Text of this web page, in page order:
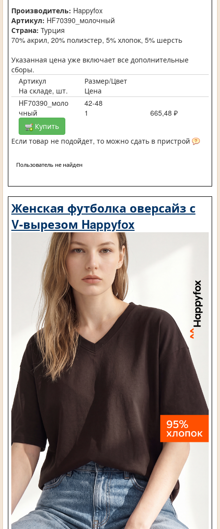
Производитель: Happyfox
Артикул: HF70390_молочный
Страна: Турция
70% акрил, 20% полиэстер, 5% хлопок, 5% шерсть
Указанная цена уже включает все дополнительные
сборы.
Артикул
Размер/Цвет
На складе, шт.
Цена
HF70390_моло
чный
42-48
1
665,48 ₽
Купить
Если товар не подойдет, то можно сдать в пристрой
Пользователь не найден
Женская футболка оверсайз с
V-вырезом Happyfox